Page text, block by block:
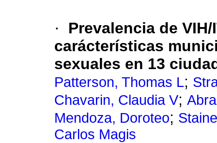
·
Prevalencia de
carácterísticas
sexuales en 13
Patterson, Thomas L;
Chavarin, Claudia V;
Mendoza, Doroteo;
Carlos Magis